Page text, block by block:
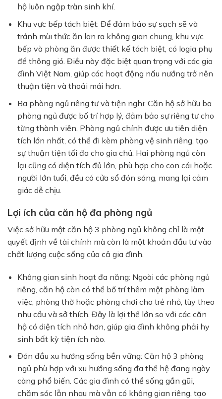
hộ luôn ngập tràn sinh khí.
Khu vực bếp tách biệt: Để đảm bảo sự sạch sẽ và
tránh mùi thức ăn lan ra không gian chung, khu vực
bếp và phòng ăn được thiết kế tách biệt, có logia phụ
để thông gió. Điều này đặc biệt quan trọng với các gia
đình Việt Nam, giúp các hoạt động nấu nướng trở nên
thuận tiện và thoải mái hơn.
Ba phòng ngủ riêng tư và tiện nghi: Căn hộ sở hữu ba
phòng ngủ được bố trí hợp lý, đảm bảo sự riêng tư cho
từng thành viên. Phòng ngủ chính được ưu tiên diện
tích lớn nhất, có thể đi kèm phòng vệ sinh riêng, tạo
sự thuận tiện tối đa cho gia chủ. Hai phòng ngủ còn
lại cũng có diện tích đủ lớn, phù hợp cho con cái hoặc
người lớn tuổi, đều có cửa sổ đón sáng, mang lại cảm
giác dễ chịu.
Lợi ích của căn hộ đa phòng ngủ
Việc sở hữu một căn hộ 3 phòng ngủ không chỉ là một
quyết định về tài chính mà còn là một khoản đầu tư vào
chất lượng cuộc sống của cả gia đình.
Không gian sinh hoạt đa năng: Ngoài các phòng ngủ
riêng, căn hộ còn có thể bố trí thêm một phòng làm
việc, phòng thờ hoặc phòng chơi cho trẻ nhỏ, tùy theo
nhu cầu và sở thích. Đây là lợi thế lớn so với các căn
hộ có diện tích nhỏ hơn, giúp gia đình không phải hy
sinh bất kỳ tiện ích nào.
Đón đầu xu hướng sống bền vững: Căn hộ 3 phòng
ngủ phù hợp với xu hướng sống đa thế hệ đang ngày
càng phổ biến. Các gia đình có thể sống gần gũi,
chăm sóc lẫn nhau mà vẫn có không gian riêng, tạo